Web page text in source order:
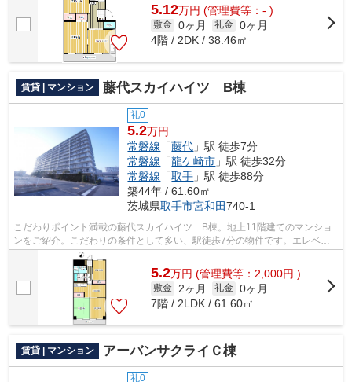
5.12万円 (管理費等：- )
敷金 0ヶ月 礼金 0ヶ月
4階 / 2DK / 38.46㎡
賃貸 | マンション 藤代スカイハイツ B棟
礼0
5.2万円
常磐線 「藤代 」駅 徒歩7分
常磐線 「龍ケ崎市 」駅 徒歩32分
常磐線 「取手 」駅 徒歩88分
築44年 / 61.60㎡
茨城県取手市宮和田740-1
こだわりポイント満載の藤代スカイハイツ B棟。地上11階建てのマンショ
ンをご紹介。こだわりの条件として多い、駅徒歩7分の物件です。エレベー
ター付き物件です。アパートマンション...
5.2万円 (管理費等：2,000円 )
敷金 2ヶ月 礼金 0ヶ月
7階 / 2LDK / 61.60㎡
賃貸 | マンション アーバンサクライＣ棟
礼0